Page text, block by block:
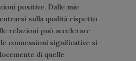
positive. Dalle mie
sulla qualità rispetto
relazioni può accelerare
connessioni significative si
di quelle